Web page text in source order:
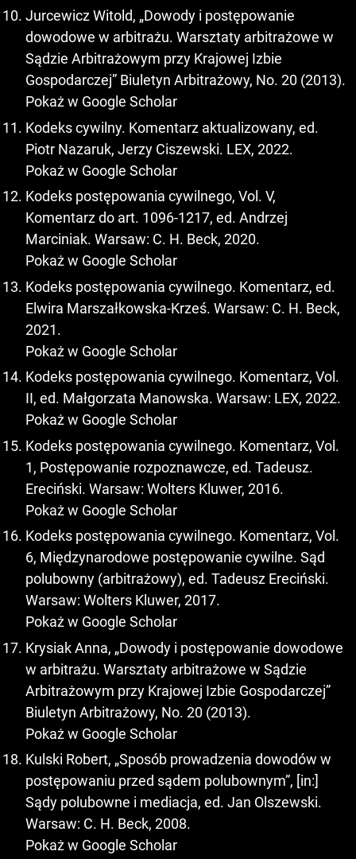
Jurcewicz Witold, „Dowody i postępowanie
dowodowe w arbitrażu. Warsztaty arbitrażowe w
Sądzie Arbitrażowym przy Krajowej Izbie
Gospodarczej” Biuletyn Arbitrażowy, No. 20 (2013).
Pokaż w Google Scholar
Kodeks cywilny. Komentarz aktualizowany, ed.
Piotr Nazaruk, Jerzy Ciszewski. LEX, 2022.
Pokaż w Google Scholar
Kodeks postępowania cywilnego, Vol. V,
Komentarz do art. 1096-1217, ed. Andrzej
Marciniak. Warsaw: C. H. Beck, 2020.
Pokaż w Google Scholar
Kodeks postępowania cywilnego. Komentarz, ed.
Elwira Marszałkowska-Krześ. Warsaw: C. H. Beck,
2021.
Pokaż w Google Scholar
Kodeks postępowania cywilnego. Komentarz, Vol.
II, ed. Małgorzata Manowska. Warsaw: LEX, 2022.
Pokaż w Google Scholar
Kodeks postępowania cywilnego. Komentarz, Vol.
1, Postępowanie rozpoznawcze, ed. Tadeusz.
Ereciński. Warsaw: Wolters Kluwer, 2016.
Pokaż w Google Scholar
Kodeks postępowania cywilnego. Komentarz, Vol.
6, Międzynarodowe postępowanie cywilne. Sąd
polubowny (arbitrażowy), ed. Tadeusz Ereciński.
Warsaw: Wolters Kluwer, 2017.
Pokaż w Google Scholar
Krysiak Anna, „Dowody i postępowanie dowodowe
w arbitrażu. Warsztaty arbitrażowe w Sądzie
Arbitrażowym przy Krajowej Izbie Gospodarczej”
Biuletyn Arbitrażowy, No. 20 (2013).
Pokaż w Google Scholar
Kulski Robert, „Sposób prowadzenia dowodów w
postępowaniu przed sądem polubownym”, [in:]
Sądy polubowne i mediacja, ed. Jan Olszewski.
Warsaw: C. H. Beck, 2008.
Pokaż w Google Scholar